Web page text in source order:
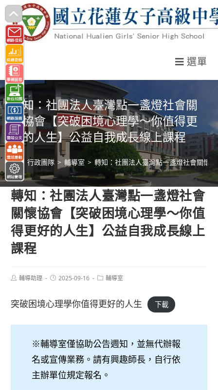
跳
轉
至
主
要
內
容
選單
轉知：社團法人臺灣點一盞燈社會關
懷協會【突破困境心理學〜你值得更
好的人生】公益自我成長線上課程
> 行政團隊 > 輔導室 > 轉知：社團法人臺灣點一盞燈社會關懷
轉知：社團法人臺灣點一盞燈社會
關懷協會【突破困境心理學〜你值
得更好的人生】公益自我成長線上
課程
Post輔導助理
Post2025-09-16
Post輔導室
突破困境心理學你值得更好的人生 下載
※輔導室僅協助公告週知，並無代辦報
名或宣傳業務。請有興趣師長，自行依
主辦單位規定報名。